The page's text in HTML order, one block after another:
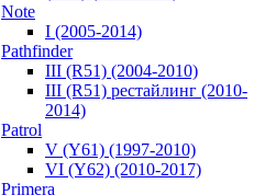
Note
I (2005-2014)
Pathfinder
III (R51) (2004-2010)
III (R51) рестайлинг (2010-
2014)
Patrol
V (Y61) (1997-2010)
VI (Y62) (2010-2017)
Primera